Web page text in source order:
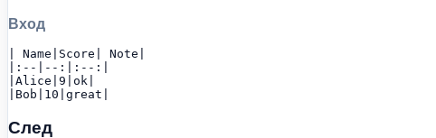
Вход
| Name|Score| Note|
|:--|--:|:--:|
|Alice|9|ok|
|Bob|10|great|
След